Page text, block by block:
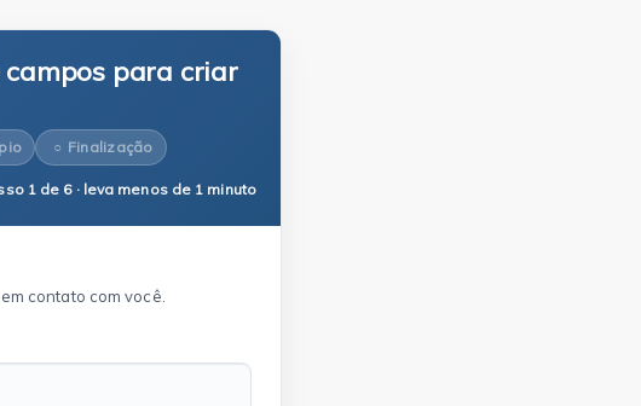
campos para criar
Finalização
1 de 6 · leva menos de 1 minuto
contato com você.